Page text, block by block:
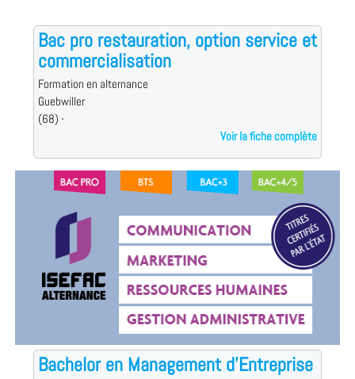
Bac pro restauration, option service et
commercialisation
Formation en alternance
Guebwiller
(68) -
Voir la fiche complète
Bachelor en Management d’Entreprise